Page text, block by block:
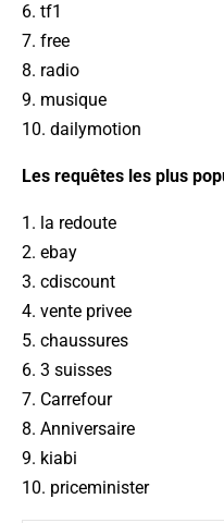
6. tf1
7. free
8. radio
9. musique
10. dailymotion
Les requêtes les plus
1. la redoute
2. ebay
3. cdiscount
4. vente privee
5. chaussures
6. 3 suisses
7. Carrefour
8. Anniversaire
9. kiabi
10. priceminister